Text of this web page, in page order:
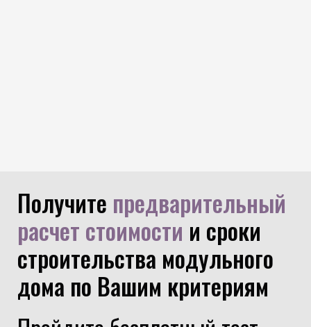
Получите предварительный
расчет стоимости и сроки
строительства модульного
дома по Вашим критериям